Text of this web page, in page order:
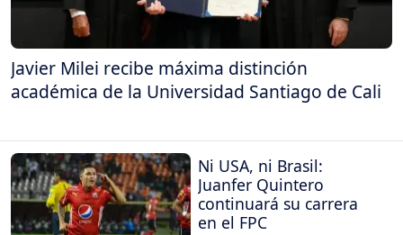
Javier Milei recibe máxima distinción
académica de la Universidad Santiago de Cali
Ni USA, ni Brasil:
Juanfer Quintero
continuará su carrera
en el FPC